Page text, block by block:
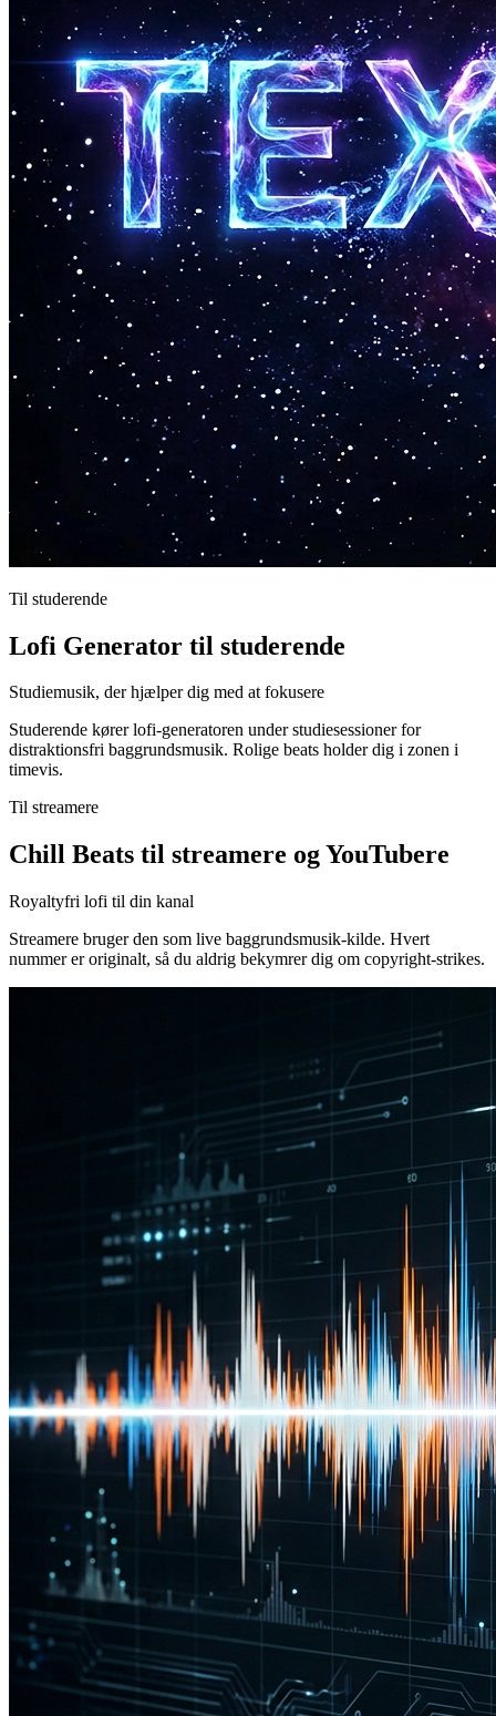
Til studerende
Lofi Generator til studerende
Studiemusik, der hjælper dig med at fokusere
Studerende kører lofi-generatoren under studiesessioner for
distraktionsfri baggrundsmusik. Rolige beats holder dig i zonen i
timevis.
Til streamere
Chill Beats til streamere og YouTubere
Royaltyfri lofi til din kanal
Streamere bruger den som live baggrundsmusik-kilde. Hvert
nummer er originalt, så du aldrig bekymrer dig om copyright-strikes.